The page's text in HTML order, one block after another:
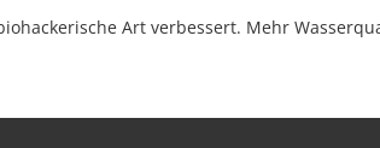
Art verbessert. Mehr